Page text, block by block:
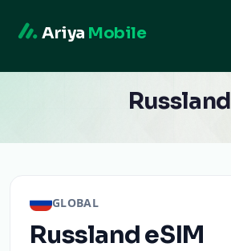
Ariya Mobile
Russland
GLOBAL
RusslandeSIM